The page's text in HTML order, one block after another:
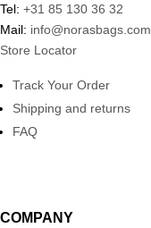
Tel: +31 85 130 36 32
Mail: info@norasbags.com
Store Locator
Track Your Order
Shipping and returns
FAQ
COMPANY